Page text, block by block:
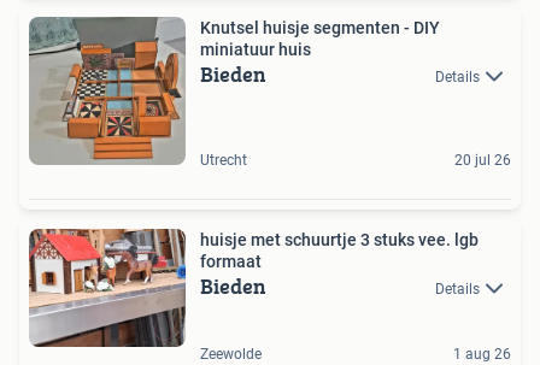
Knutsel huisje segmenten - DIY
miniatuur huis
Bieden Details
Utrecht 20 jul 26
huisje met schuurtje 3 stuks vee. lgb
formaat
Bieden Details
Zeewolde 1 aug 26